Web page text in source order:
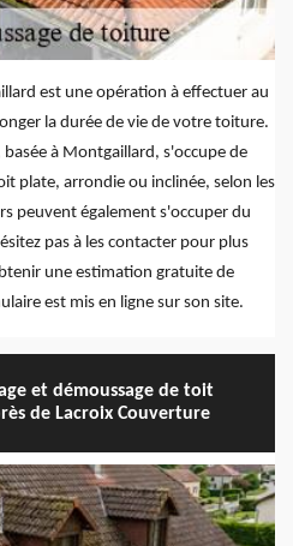
est une opération à effectuer au
la durée de vie de votre toiture.
à Montgaillard, s'occupe de
plate, arrondie ou inclinée, selon les
peuvent également s'occuper du
pas à les contacter pour plus
une estimation gratuite de
est mis en ligne sur son site.
et démoussage de toit
de Lacroix Couverture